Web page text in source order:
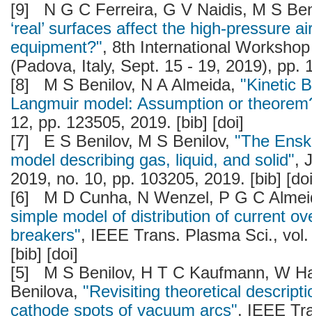
[9]
N G C Ferreira, G V Naidis, M S
‘real’ surfaces affect the high-pressure
equipment?", 8th International
(Padova, Italy, Sept. 15 - 19, 2019), pp.
[8]
M S Benilov, N A Almeida, "Kinetic
Langmuir model: Assumption or
12, pp. 123505, 2019. [bib] [doi]
[7]
E S Benilov, M S Benilov, "The
model describing gas, liquid, and solid",
2019, no. 10, pp. 103205, 2019. [bib]
[6]
M D Cunha, N Wenzel, P G C
simple model of distribution of current
breakers", IEEE Trans. Plasma Sci.,
[bib] [doi]
[5]
M S Benilov, H T C Kaufmann, W
Benilova, "Revisiting theoretical
cathode spots of vacuum arcs", IEEE